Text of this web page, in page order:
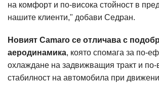
на комфорт и по-висока стойност в
нашите клиенти," добави Седран.
Новият Camaro се отличава с
аеродинамика, която спомага за по-
охлаждане на задвижващия тракт и по-
стабилност на автомобила при